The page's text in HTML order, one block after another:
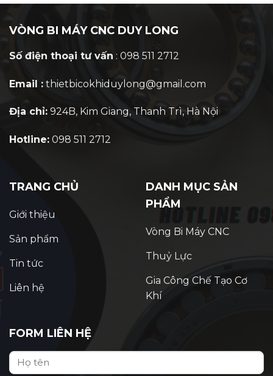
VÒNG BI MÁY CNC DUY LONG
Số điện thoại tư vấn : 098 511 2712
Email : thietbicokhiduylong@gmail.com
Địa chỉ: 924B, Kim Giang, Thanh Trì, Hà Nội
Hotline: 098 511 2712
TRANG CHỦ
Giới thiệu
Sản phẩm
Tin tức
Liên hệ
DANH MỤC SẢN
PHẨM
Vòng Bi Máy CNC
Thuỷ Lực
Gia Công Chế Tạo Cơ
Khí
FORM LIÊN HỆ